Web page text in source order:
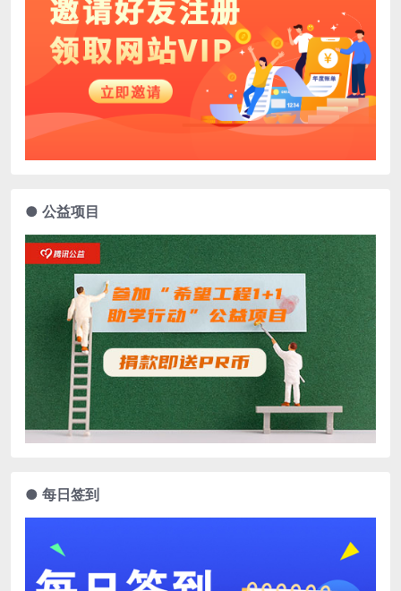
● 公益项目
● 每日签到